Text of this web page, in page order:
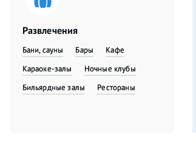
Развлечения
Бани, сауны Бары
Кафе
Караоке-залы
Ночные клубы
Бильярдные залы
Рестораны